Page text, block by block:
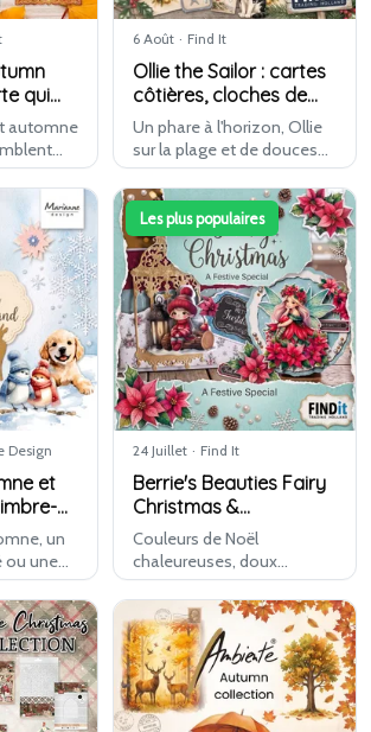
qui
de
automne
?
ce que
Story.
Frame
sont …
6 Août · Find It
Ollie the Sailor : cartes
côtières, cloches de
Noël et étiquettes
cadeaux
Un phare à l'horizon, Ollie
sur la plage et de douces
teintes aquarelle qui
sentent la mer. En même
temps, de joyeuses
cloches de Noël et tout un
livre de tags de Noël sont
prêt…
Design
et
un
ou une
petit
Design
poste
Les plus populaires
24 Juillet · Find It
Berrie's Beauties Fairy
Christmas &
Hobbyjournaal 257
Couleurs de Noël
chaleureuses, doux
personnages de Noël,
lanternes atmosphériques
et magnifiques poinsettias
: Fairy Christmas est
chaleureux, festif et prêt
pour Noël.
Avec le…